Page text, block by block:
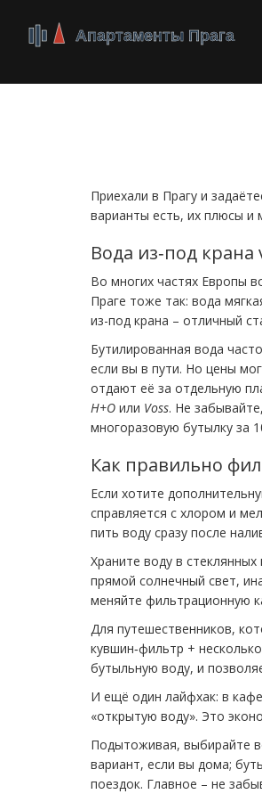
Приехали в Прагу и
варианты есть, их плюсы и
Вода из‑под
Во многих частях Европы
Праге тоже так: вода
из-под крана – отличный
Бутилированная вода
если вы в пути. Но цены
отдают её за отдельную
H+O или Voss. Не
многоразовую бутылку за
Как правильно
Если хотите
справляется с хлором и
пить воду сразу после
Храните воду в
прямой солнечный свет,
меняйте фильтрационную
Для путешественников,
кувшин‑фильтр +
бутыльную воду, и
И ещё один лайфхак: в
«открытую воду». Это
Подытоживая, выбирайте
вариант, если вы дома;
поездок. Главное – не